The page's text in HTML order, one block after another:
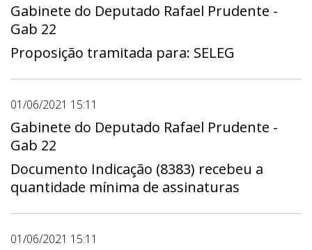
Gabinete do Deputado Rafael Prudente -
Gab 22
Proposição tramitada para: SELEG
01/06/2021 15:11
Gabinete do Deputado Rafael Prudente -
Gab 22
Documento Indicação (8383) recebeu a
quantidade mínima de assinaturas
01/06/2021 15:11